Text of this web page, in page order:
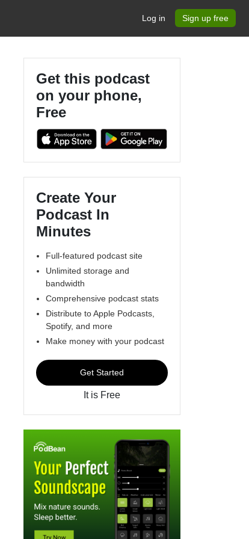
Log in Sign up free
Get this podcast
on your phone,
Free
Create Your
Podcast In
Minutes
Full-featured podcast site
Unlimited storage and
bandwidth
Comprehensive podcast stats
Distribute to Apple Podcasts,
Spotify, and more
Make money with your podcast
Get Started
It is Free